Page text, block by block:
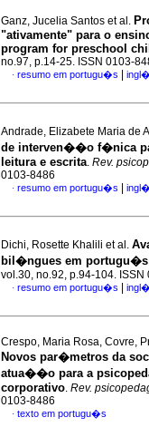
Ganz, Jucelia Santos et al.
"ativamente" para o
program for preschool
no.97, p.14-25. ISSN 0103-
· resumo em portugu�s
Andrade, Elizabete Maria de
de interven��o f�nica
leitura e escrita. Rev.
0103-8486
· resumo em portugu�s
Dichi, Rosette Khalili et al.
bil�ngues em portugu�s
vol.30, no.92, p.94-104. ISSN
· resumo em portugu�s
Crespo, Maria Rosa, Covre,
Novos par�metros da
atua��o para a
corporativo. Rev.
0103-8486
· texto em portugu�s